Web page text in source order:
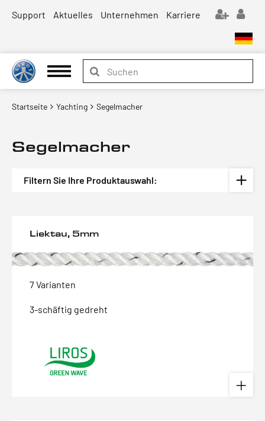
Support Aktuelles Unternehmen Karriere
Startseite Yachting Segelmacher
Segelmacher
Filtern Sie Ihre Produktauswahl:
Liektau, 5mm
7 Varianten
3-schäftig gedreht